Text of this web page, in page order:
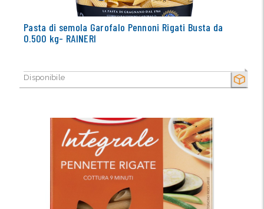
SECCO
Pasta di semola Garofalo Pennoni Rigati Busta da
0.500 kg- RAINERI
Disponibile